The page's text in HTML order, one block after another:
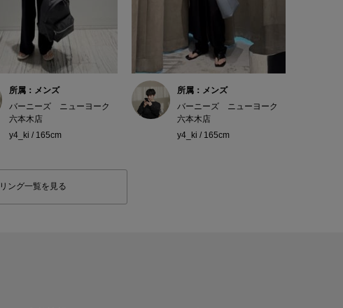
所属：メンズ
バーニーズ ニューヨーク
六本木店
y4_ki / 165cm
所属：メンズ
バーニーズ ニューヨーク
六本木店
y4_ki / 165cm
ング一覧を見る